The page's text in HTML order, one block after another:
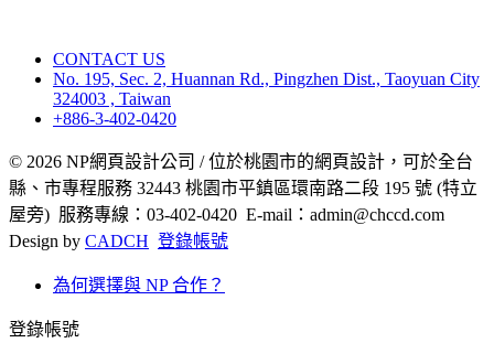
CONTACT US
No. 195, Sec. 2, Huannan Rd., Pingzhen Dist., Taoyuan City
324003 , Taiwan
+886-3-402-0420
© 2026 NP網頁設計公司 / 位於桃園市的網頁設計，可於全台
縣、市專程服務 32443 桃園市平鎮區環南路二段 195 號 (特立
屋旁) 服務專線：03-402-0420 E-mail：admin@chccd.com
Design by CADCH 登錄帳號
為何選擇與 NP 合作？
登錄帳號